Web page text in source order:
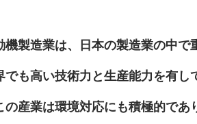
機製造業は、日本の製造業の中
でも高い技術力と生産能力を有し
の産業は環境対応にも積極的で